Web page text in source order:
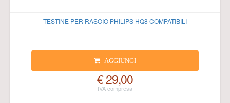
TESTINE PER RASOIO PHILIPS HQ8 COMPATIBILI
AGGIUNGI
€ 29,00